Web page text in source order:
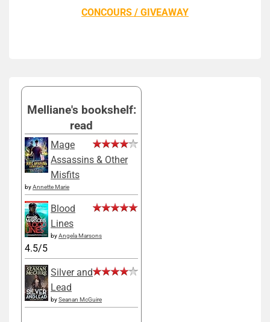
CONCOURS / GIVEAWAY
Melliane's bookshelf:
read
Mage
Assassins & Other
Misfits
byAnnette Marie
Blood
Lines
byAngela Marsons
4.5/5
Silver and
Lead
bySeanan McGuire